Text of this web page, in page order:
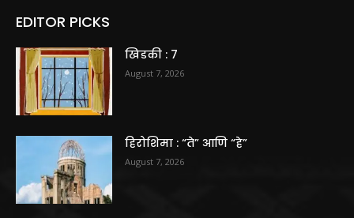
EDITOR PICKS
खिडकी : 7
August 7, 2026
हिरोशिमा : “ते” आणि “हे”
August 7, 2026